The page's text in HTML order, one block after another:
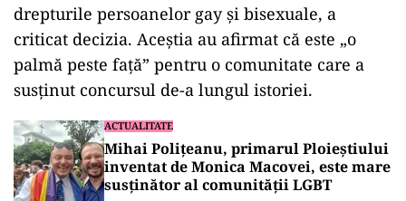
drepturile persoanelor gay și bisexuale, a
criticat decizia. Aceștia au afirmat că este „o
palmă peste față” pentru o comunitate care a
susținut concursul de-a lungul istoriei.
ACTUALITATE
Mihai Polițeanu, primarul Ploieștiului
inventat de Monica Macovei, este mare
susținător al comunității LGBT